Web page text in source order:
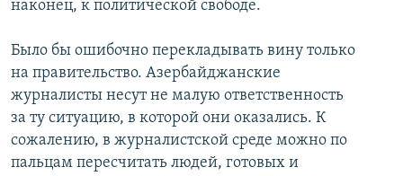
наконец, к политической свободе.
Было бы ошибочно перекладывать вину только
на правительство. Азербайджанские
журналисты несут не малую ответственность
за ту ситуацию, в которой они оказались. К
сожалению, в журналистской среде можно по
пальцам пересчитать людей, готовых и